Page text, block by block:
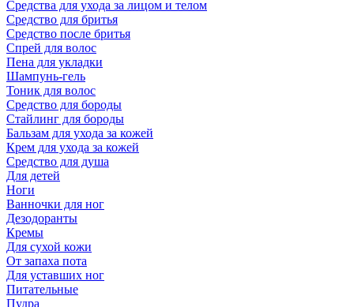
Средства для ухода за лицом и телом
Средство для бритья
Средство после бритья
Спрей для волос
Пена для укладки
Шампунь-гель
Тоник для волос
Средство для бороды
Стайлинг для бороды
Бальзам для ухода за кожей
Крем для ухода за кожей
Средство для душа
Для детей
Ноги
Ванночки для ног
Дезодоранты
Кремы
Для сухой кожи
От запаха пота
Для уставших ног
Питательные
Пудра